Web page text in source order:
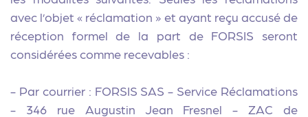
avec l’objet « réclamation » et ayant reçu accusé de
réception formel de la part de FORSIS seront
considérées comme recevables :
- Par courrier : FORSIS SAS - Service Réclamations
- 346 rue Augustin Jean Fresnel - ZAC de